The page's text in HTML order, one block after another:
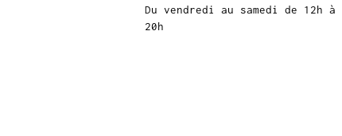
Du vendredi au samedi de 12h à
20h